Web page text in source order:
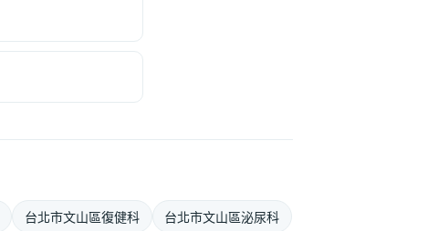
台北市文山區復健科 台北市文山區泌尿科